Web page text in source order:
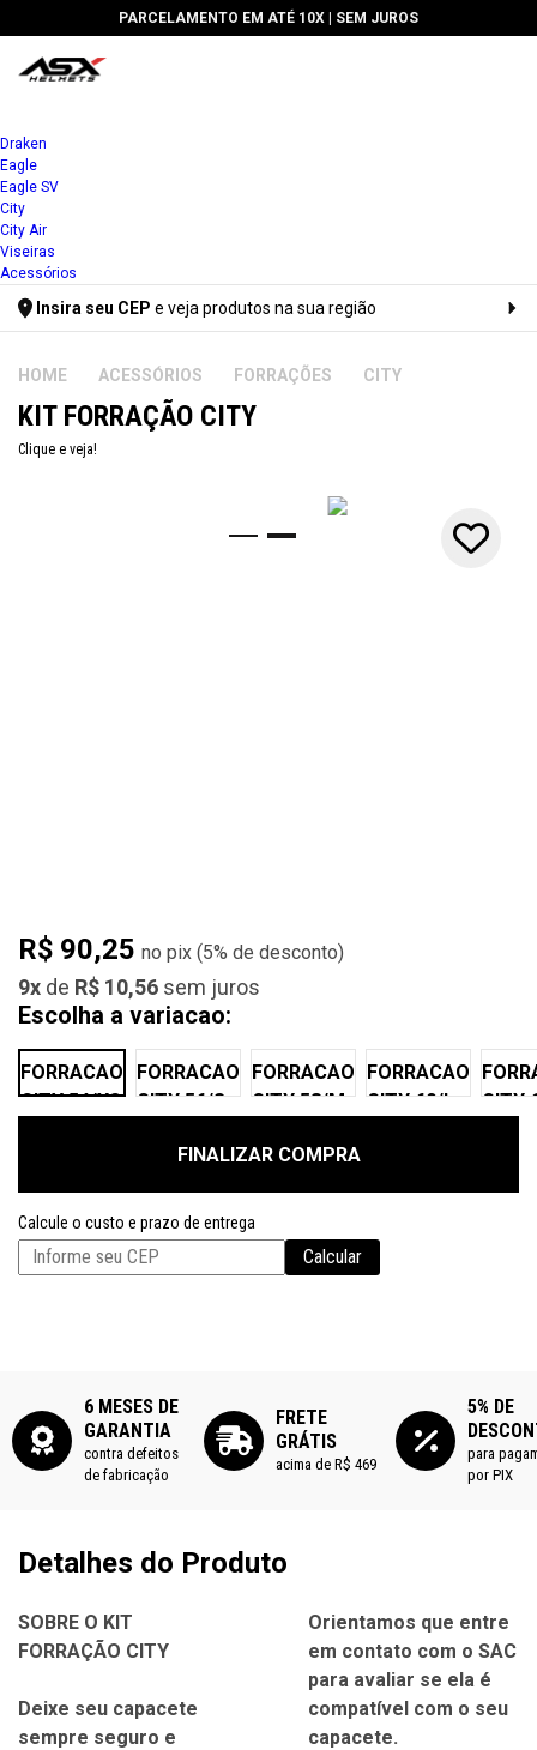
PARCELAMENTO EM ATÉ 10X | SEM JUROS
Draken
Eagle
Eagle SV
City
City Air
Viseiras
Acessórios
Insira seu CEP e veja produtos na sua região
ACESSÓRIOS FORRAÇÕES CITY
KIT FORRAÇÃO CITY
Clique e veja!
Escolha a variacao:
KIT
FORRACAO
CITY 54/XS
KIT
FORRACAO
CITY 56/S
KIT
FORRACAO
CITY 58/M
KIT
FORRACAO
CITY 60/L
KIT
CITY
9x de R$ 10,56 sem juros
R$ 90,25 (5% de desconto)
FINALIZAR COMPRA
Calcule o custo e prazo de entrega
Calcular
2x
3x
4x
5x
6x
7x
8x
6 MESES DE
GARANTIA
contra defeitos
de fabricação
FRETE
GRÁTIS
acima de R$ 469
5% DE
para
por PIX
Detalhes do Produto
SOBRE O KIT
FORRAÇÃO CITY
Deixe seu capacete
sempre seguro e
Orientamos que entre
em contato com o SAC
para avaliar se ela é
compatível com o seu
capacete.